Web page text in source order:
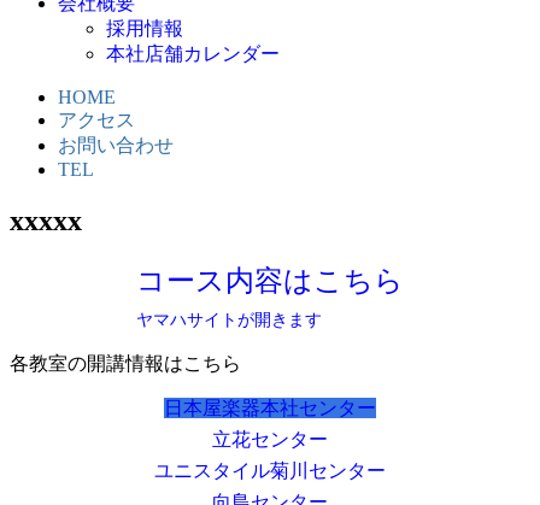
採用情報
本社店舗カレンダー
HOME
アクセス
お問い合わせ
TEL
xxxxx
コース内容はこちら
ヤマハサイトが開きます
各教室の開講情報はこちら
日本屋楽器本社センター
立花センター
ユニスタイル菊川センター